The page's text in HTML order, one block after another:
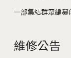
一部集結群眾編
維修公告